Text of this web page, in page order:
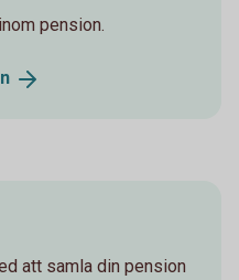
pension.
att samla din pension